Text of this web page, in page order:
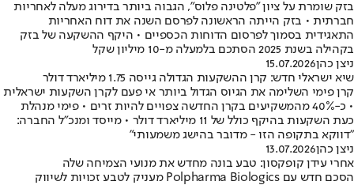
בזק שומרת על ציון "פלטינה פלוס", הגבוה ביותר בדירוג מעלה לאחריות
חברתית • בזק הייתה הראשונה לפרסם השנה את דוח האחריות
התאגידית בסמוך לפרסום הדוחות הכספיים • היקף ההשקעה של בזק
בקהילה בשנת 2025 הסתכם בלמעלה מ-10 מיליון שקל
ניצן כהן15.07.2026
שיא ישראלי חדש: קרן ההשקעות הגדולה גייסה 1.75 מיליארד דולר
קרן פימי השלימה את הגיוס הגדול ביותר אי פעם לקרן השקעות ישראלית
• כ-40% מהמשקיעים בקרן החדשה צפויים להיות זרים • פימי מנהלת
כעת השקעות בהיקף כולל של 11 מיליארד דולר • מייסד ומנכ"ל החברה:
"דווקא בתקופה הזו - מדובר בהישג משמעותי"
ניצן כהן13.07.2026
אחרי עידן קופקסון: טבע בונה מחדש את מנועי הצמיחה שלה
הסכם חדש עם Polpharma Biologics מעניק לטבע זכויות לשיווק